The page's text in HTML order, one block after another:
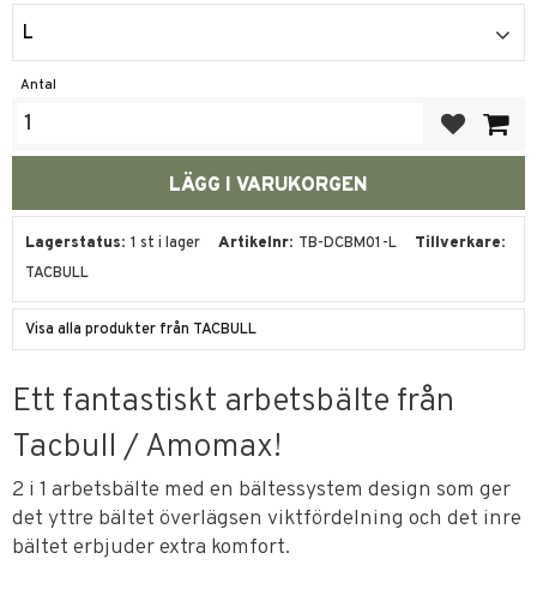
L
Antal
Lagerstatus 1 st i lager Artikelnr TB-DCBM01-L
Tillverkare
TACBULL
Visa alla produkter från TACBULL
Ett fantastiskt arbetsbälte från
Tacbull / Amomax!
2 i 1 arbetsbälte med en bältessystem design som ger
det yttre bältet överlägsen viktfördelning och det inre
bältet erbjuder extra komfort.